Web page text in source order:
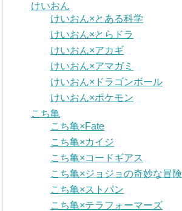
けいおん
けいおん×とある科学
けいおん×とらドラ
けいおん×アカギ
けいおん×アマガミ
けいおん×ドラゴンボール
けいおん×ポケモン
こち亀
こち亀×Fate
こち亀×カイジ
こち亀×コードギアス
こち亀×ジョジョの奇妙な冒険
こち亀×ストパン
こち亀×テラフォーマーズ